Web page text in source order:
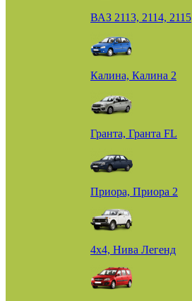
ВАЗ 2113, 2114, 2115
Калина, Калина 2
Гранта, Гранта FL
Приора, Приора 2
4х4, Нива Легенд